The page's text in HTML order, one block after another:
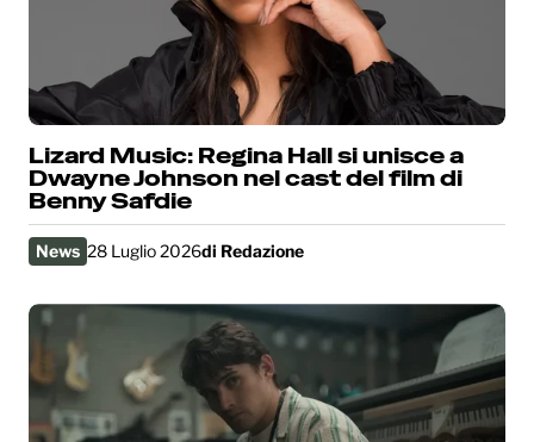
Lizard Music: Regina Hall si unisce a
Dwayne Johnson nel cast del film di
Benny Safdie
News 28 Luglio 2026di Redazione